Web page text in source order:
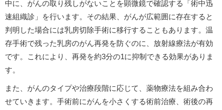
中に、がんの取り残しがないことを顕微鏡で確認する「術中迅
速組織診」を行います。その結果、がんが広範囲に存在すると
判明した場合には乳房切除手術に移行することもあります。温
存手術で残った乳房のがん再発を防ぐのに、放射線療法が有効
です。これにより、再発を約3分の1に抑制できる効果がありま
す。
また、がんのタイプや治療段階に応じて、薬物療法を組み合わ
せていきます。手術前にがんを小さくする術前治療、術後の再